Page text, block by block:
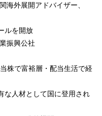
海外展開アドバイザー、
ルを開放
振興公社
株で富裕層・配当生活で経
な人材として国に登用され